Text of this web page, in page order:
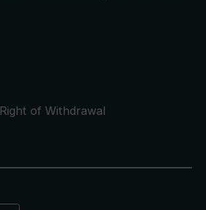
Right of Withdrawal